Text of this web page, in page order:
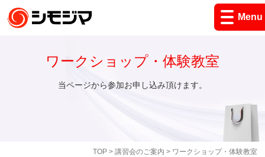
Menu
TOP> 講習会のご案内 > ワークショップ・体験教室
ワークショップ・体験教室
当ページから参加お申し込み頂けます。